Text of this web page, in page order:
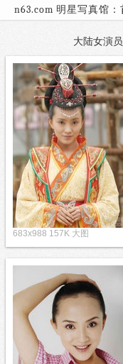
n63.com 明星写真馆：
大陆女演
683x988 157K 大图